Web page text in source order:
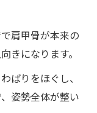
肩甲骨が本来の
きになります。
ばりをほぐし、
姿勢全体が整い